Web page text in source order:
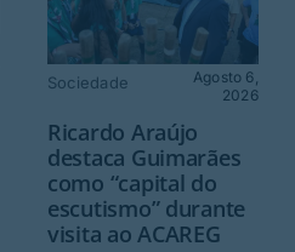
Sociedade
Agosto 6,
2026
Ricardo Araújo
destaca Guimarães
como “capital do
escutismo” durante
visita ao ACAREG